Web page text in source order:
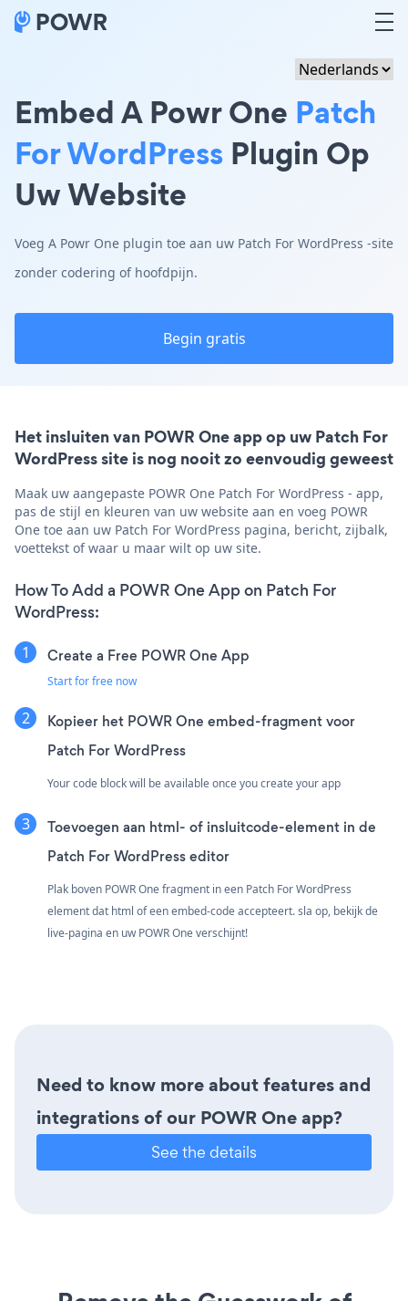
Embed A Powr One Patch
For WordPress Plugin Op
Uw Website
Voeg A Powr One plugin toe aan uw Patch For WordPress -site
zonder codering of hoofdpijn.
Begin gratis
Het insluiten van POWR One app op uw Patch For
WordPress site is nog nooit zo eenvoudig geweest
Maak uw aangepaste POWR One Patch For WordPress - app,
pas de stijl en kleuren van uw website aan en voeg POWR
One toe aan uw Patch For WordPress pagina, bericht, zijbalk,
voettekst of waar u maar wilt op uw site.
How To Add a POWR One App on Patch For
WordPress:
Create a Free POWR One App
Start for free now
Kopieer het POWR One embed-fragment voor
Patch For WordPress
Your code block will be available once you create your app
Toevoegen aan html- of insluitcode-element in de
Patch For WordPress editor
Plak boven POWR One fragment in een Patch For WordPress
element dat html of een embed-code accepteert. sla op, bekijk de
live-pagina en uw POWR One verschijnt!
Need to know more about features and
integrations of our POWR One app?
See the details